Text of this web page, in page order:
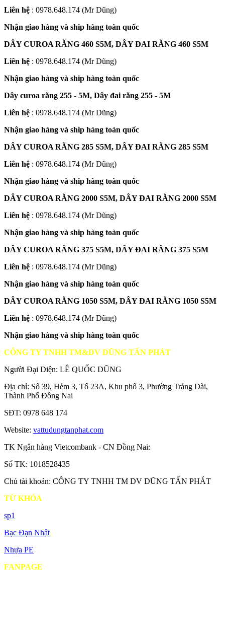
Liên hệ : 0978.648.174 (Mr Dũng)
Nhận giao hàng và ship hàng toàn quốc
DÂY CUROA RĂNG 460 S5M, DÂY ĐAI RĂNG 460 S5M
Liên hệ : 0978.648.174 (Mr Dũng)
Nhận giao hàng và ship hàng toàn quốc
Dây curoa răng 255 - 5M, Dây đai răng 255 - 5M
Liên hệ : 0978.648.174 (Mr Dũng)
Nhận giao hàng và ship hàng toàn quốc
DÂY CUROA RĂNG 285 S5M, DÂY ĐAI RĂNG 285 S5M
Liên hệ : 0978.648.174 (Mr Dũng)
Nhận giao hàng và ship hàng toàn quốc
DÂY CUROA RĂNG 2000 S5M, DÂY ĐAI RĂNG 2000 S5M
Liên hệ : 0978.648.174 (Mr Dũng)
Nhận giao hàng và ship hàng toàn quốc
DÂY CUROA RĂNG 375 S5M, DÂY ĐAI RĂNG 375 S5M
Liên hệ : 0978.648.174 (Mr Dũng)
Nhận giao hàng và ship hàng toàn quốc
DÂY CUROA RĂNG 1050 S5M, DÂY ĐAI RĂNG 1050 S5M
Liên hệ : 0978.648.174 (Mr Dũng)
Nhận giao hàng và ship hàng toàn quốc
CÔNG TY TNHH TM&DV DŨNG TẤN PHÁT
Người Đại Diện: LÊ QUỐC DŨNG
Địa chỉ: Số 39, Hẻm 3, Tổ 23A, Khu phố 3, Phường Trảng Dài,
Thành Phố Đồng Nai
SĐT: 0978 648 174
Website: vattudungtanphat.com
TK Ngân hàng Vietcombank - CN Đồng Nai:
Số TK: 1018528435
Chủ tài khoản: CÔNG TY TNHH TM DV DŨNG TẤN PHÁT
TỪ KHÓA
sp1
Bạc Đạn Nhật
Nhựa PE
FANPAGE